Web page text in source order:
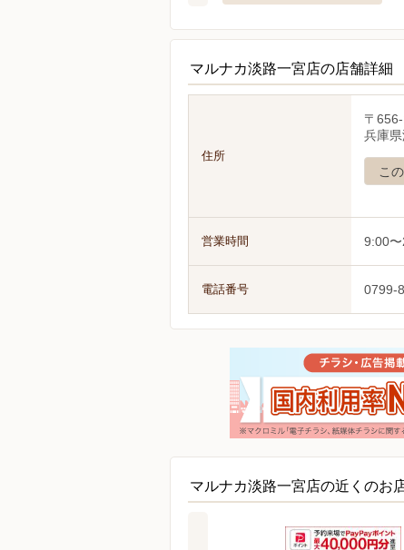
マルナカ淡路一宮店の店舗詳細
住所
〒
兵庫
こ
営業時間 9:00
電話番号 0799-
マルナカ淡路一宮店の近くのお